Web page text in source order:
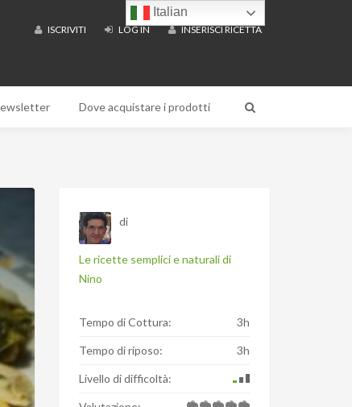
ISCRIVITI LOG IN INSERISCI RICETTA
Dove acquistare i prodotti
di
Le ricette semplici e naturali di
Nino
Tempo di Cottura: 3h
Tempo di riposo: 3h
Livello di difficoltà:
Italian